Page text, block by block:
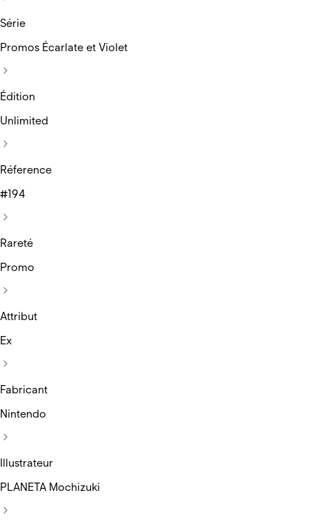
Série
Promos Écarlate et Violet
Édition
Unlimited
Réference
#194
Rareté
Promo
Attribut
Ex
Fabricant
Nintendo
Illustrateur
PLANETA Mochizuki